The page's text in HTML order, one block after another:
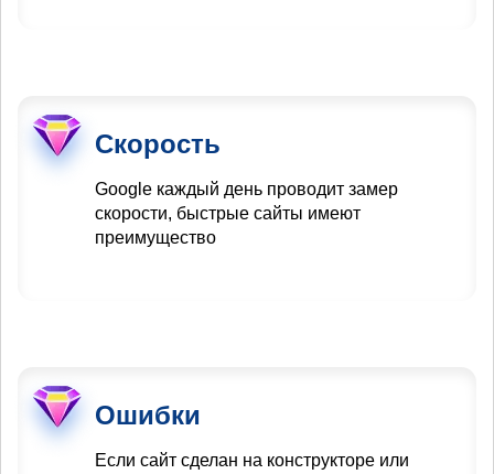
Скорость
Google каждый день проводит замер
скорости, быстрые сайты имеют
преимущество
Ошибки
Если сайт сделан на конструкторе или